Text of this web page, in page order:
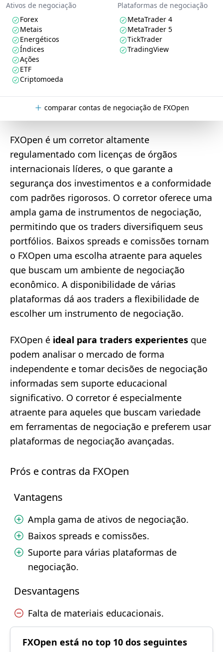
Ativos de negociação
Forex
Metais
Energéticos
Índices
Ações
ETF
Criptomoeda
Plataformas de negociação
MetaTrader 4
MetaTrader 5
TickTrader
TradingView
comparar contas de negociação de FXOpen
FXOpen é um corretor altamente
regulamentado com licenças de órgãos
internacionais líderes, o que garante a
segurança dos investimentos e a conformidade
com padrões rigorosos. O corretor oferece uma
ampla gama de instrumentos de negociação,
permitindo que os traders diversifiquem seus
portfólios. Baixos spreads e comissões tornam
o FXOpen uma escolha atraente para aqueles
que buscam um ambiente de negociação
econômico. A disponibilidade de várias
plataformas dá aos traders a flexibilidade de
escolher um instrumento de negociação.
FXOpen é ideal para traders experientes que
podem analisar o mercado de forma
independente e tomar decisões de negociação
informadas sem suporte educacional
significativo. O corretor é especialmente
atraente para aqueles que buscam variedade
em ferramentas de negociação e preferem usar
plataformas de negociação avançadas.
Prós e contras da FXOpen
Vantagens
Ampla gama de ativos de negociação.
Baixos spreads e comissões.
Suporte para várias plataformas de
negociação.
Desvantagens
Falta de materiais educacionais.
FXOpen está no top 10 dos seguintes